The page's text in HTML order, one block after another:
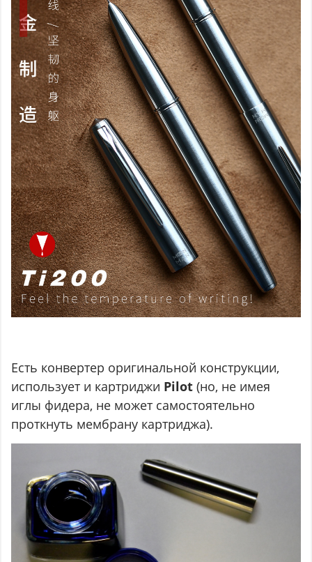
Есть конвертер оригинальной конструкции,
использует и картриджи Pilot (но, не имея
иглы фидера, не может самостоятельно
проткнуть мембрану картриджа).